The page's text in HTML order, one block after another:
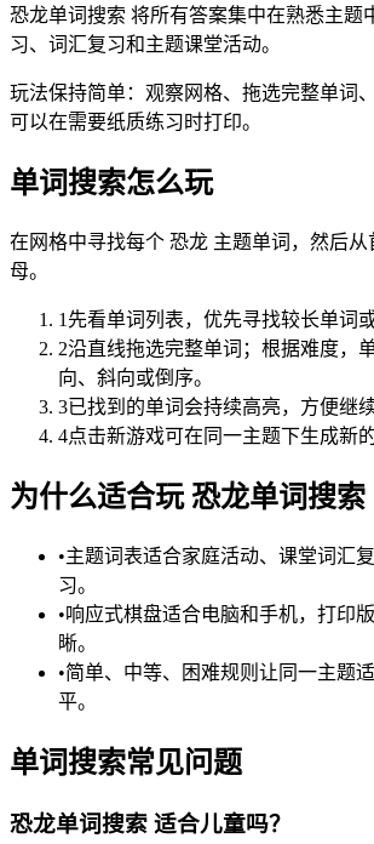
恐龙单词搜索 将所有答案集中在熟悉主题
习、词汇复习和主题课堂活动。
玩法保持简单：观察网格、拖选完整单词
可以在需要纸质练习时打印。
单词搜索怎么玩
在网格中寻找每个 恐龙 主题单词，然后从
母。
1 先看单词列表，优先寻找较长单词
2沿直线拖选完整单词；根据难度，
向、斜向或倒序。
3已找到的单词会持续高亮，方便继续
4点击新游戏可在同一主题下生成新
为什么适合玩 恐龙单词搜索
•主题词表适合家庭活动、课堂词汇
习。
•响应式棋盘适合电脑和手机，打印
晰。
•简单、中等、困难规则让同一主题
平。
单词搜索常见问题
恐龙单词搜索 适合儿童吗？